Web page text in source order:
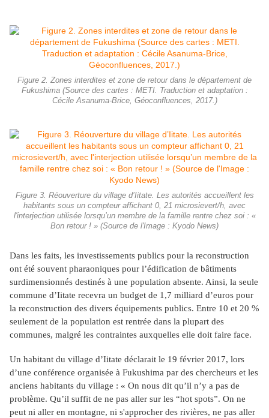
Figure 2. Zones interdites et zone de retour dans le département de
Fukushima (Source des cartes : METI. Traduction et adaptation :
Cécile Asanuma-Brice, Géoconfluences, 2017.)
Figure 3. Réouverture du village d’Iitate. Les autorités accueillent les
habitants sous un compteur affichant 0, 21 microsievert/h, avec
l'interjection utilisée lorsqu’un membre de la famille rentre chez soi : «
Bon retour ! » (Source de l'Image : Kyodo News)
Dans les faits, les investissements publics pour la reconstruction
ont été souvent pharaoniques pour l’édification de bâtiments
surdimensionnés destinés à une population absente. Ainsi, la seule
commune d’Iitate recevra un budget de 1,7 milliard d’euros pour
la reconstruction des divers équipements publics. Entre 10 et 20 %
seulement de la population est rentrée dans la plupart des
communes, malgré les contraintes auxquelles elle doit faire face.
Un habitant du village d’Iitate déclarait le 19 février 2017, lors
d’une conférence organisée à Fukushima par des chercheurs et les
anciens habitants du village : « On nous dit qu’il n’y a pas de
problème. Qu’il suffit de ne pas aller sur les “hot spots”. On ne
peut ni aller en montagne, ni s'approcher des rivières, ne pas aller